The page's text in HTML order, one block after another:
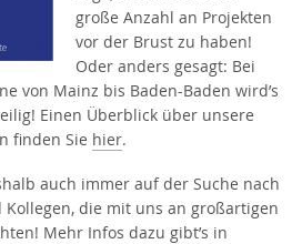
große Anzahl an Projekten
vor der Brust zu haben!
Oder anders gesagt: Bei
von Mainz bis Baden-Baden wird’s
Einen Überblick über unsere
finden Sie hier.
auch immer auf der Suche nach
die mit uns an großartigen
Mehr Infos dazu gibt’s in